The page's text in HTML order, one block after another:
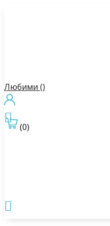
Любими ()
(0)

